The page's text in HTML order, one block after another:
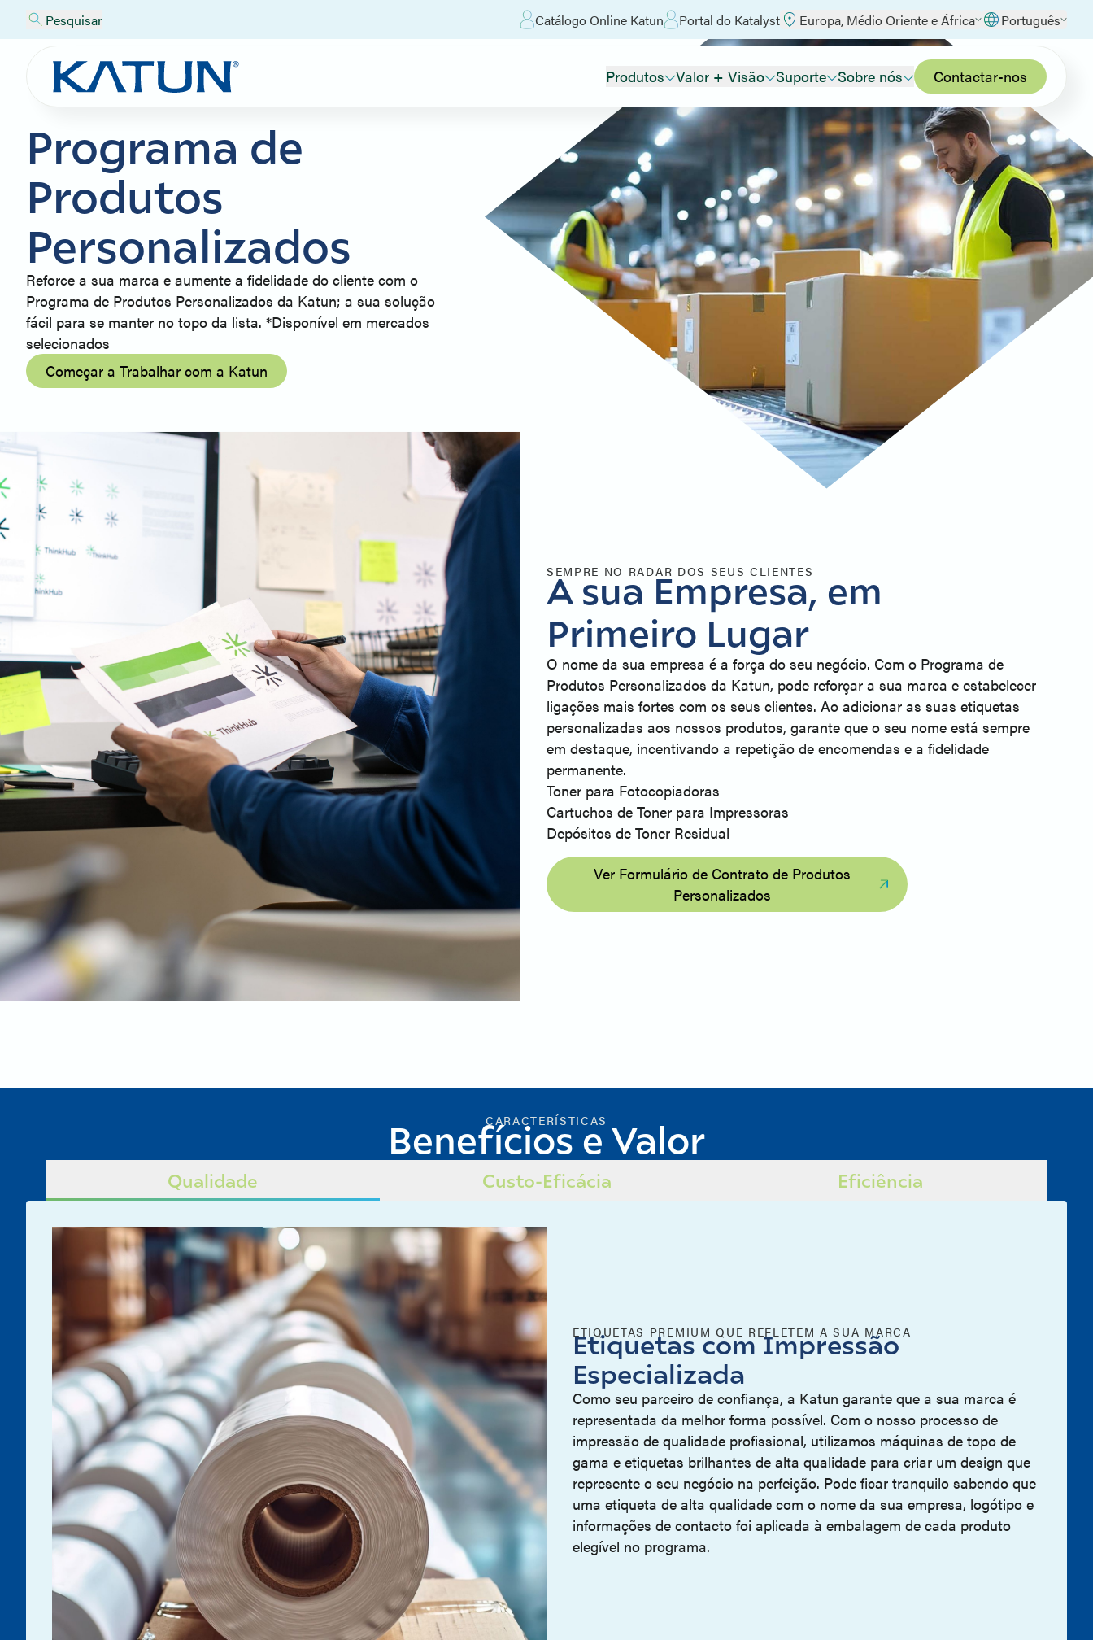
Pesquisar Catálogo Online Katun Portal do Katalyst Europa, Médio Oriente e África Português
Produtos Valor + Visão Suporte Sobre nós Contactar-nos
Programa de
Produtos
Personalizados
Reforce a sua marca e aumente a fidelidade do cliente com o
Programa de Produtos Personalizados da Katun; a sua solução
fácil para se manter no topo da lista. *Disponível em mercados
selecionados
Começar a Trabalhar com a Katun
SEMPRE NO RADAR DOS SEUS CLIENTES
A sua Empresa, em
Primeiro Lugar
O nome da sua empresa é a força do seu negócio. Com o Programa de
Produtos Personalizados da Katun, pode reforçar a sua marca e estabelecer
ligações mais fortes com os seus clientes. Ao adicionar as suas etiquetas
personalizadas aos nossos produtos, garante que o seu nome está sempre
em destaque, incentivando a repetição de encomendas e a fidelidade
permanente.
Toner para Fotocopiadoras
Cartuchos de Toner para Impressoras
Depósitos de Toner Residual
Ver Formulário de Contrato de Produtos
Personalizados
CARACTERÍSTICAS
Benefícios e Valor
Qualidade Custo-Eficácia Eficiência
ETIQUETAS PREMIUM QUE REFLETEM A SUA MARCA
Etiquetas com Impressão
Especializada
Como seu parceiro de confiança, a Katun garante que a sua marca é
representada da melhor forma possível. Com o nosso processo de
impressão de qualidade profissional, utilizamos máquinas de topo de
gama e etiquetas brilhantes de alta qualidade para criar um design que
represente o seu negócio na perfeição. Pode ficar tranquilo sabendo que
uma etiqueta de alta qualidade com o nome da sua empresa, logótipo e
informações de contacto foi aplicada à embalagem de cada produto
elegível no programa.